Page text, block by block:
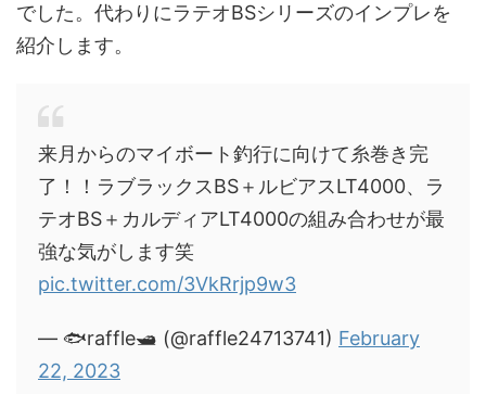
でした。代わりにラテオBSシリーズのインプレを
紹介します。
来月からのマイボート釣行に向けて糸巻き完
了！！ラブラックスBS＋ルビアスLT4000、ラ
テオBS＋カルディアLT4000の組み合わせが最
強な気がします笑
pic.twitter.com/3VkRrjp9w3
— 🐟raffle🛥️ (@raffle24713741) February
22, 2023